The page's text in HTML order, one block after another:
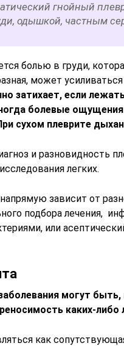
гнойный
одышкой, частным
болью в груди,
может
затихает, если
болевые
сухом плеврите
и разновидность
легких.
зависит от
подбора лечения,
или
могут
каких-
как